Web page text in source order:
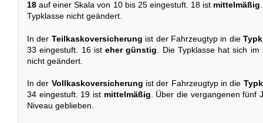
18 auf einer Skala von 10 bis 25 eingestuft. 18 ist mittelmäßig
Typklasse nicht geändert.
In der Teilkaskoversicherung ist der Fahrzeugtyp in die
33 eingestuft. 16 isteher günstig . Die Typklasse hat sich
nicht geändert.
In der Vollkaskoversicherung ist der Fahrzeugtyp in die
34 eingestuft. 19 ist mittelmäßig. Über die vergangenen fünf
Niveau geblieben.